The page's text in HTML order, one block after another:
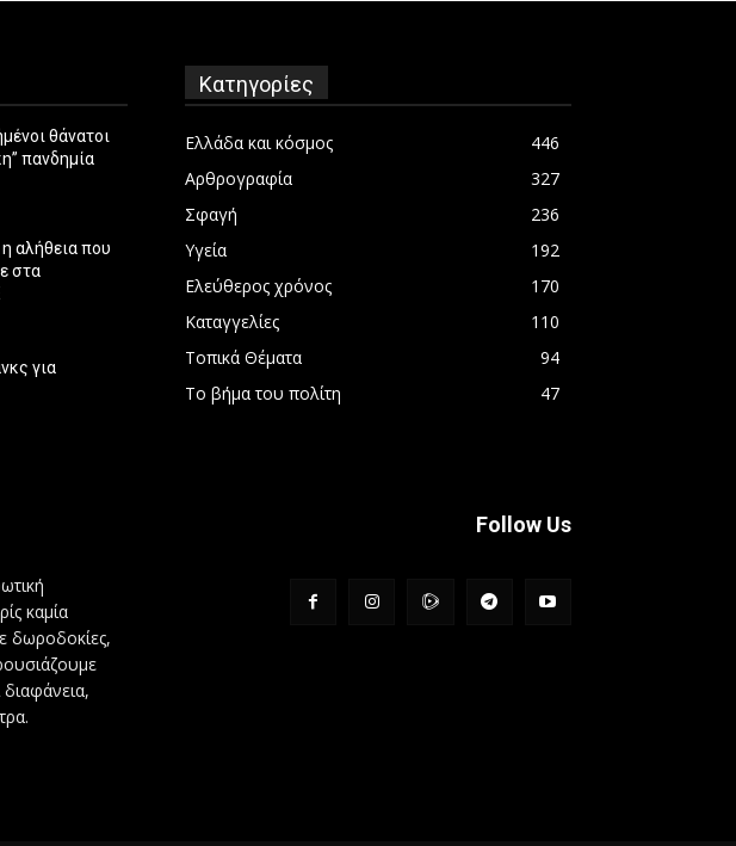
θάνατοι
πανδημία
αλήθεια που
στα
για
Κατηγορίες
Ελλάδα και κόσμος
446
Αρθρογραφία
327
Σφαγή
236
Υγεία
192
Ελεύθερος χρόνος
170
Καταγγελίες
110
Τοπικά Θέματα
94
Το βήμα του πολίτη
47
καμία
δωροδοκίες,
Follow Us